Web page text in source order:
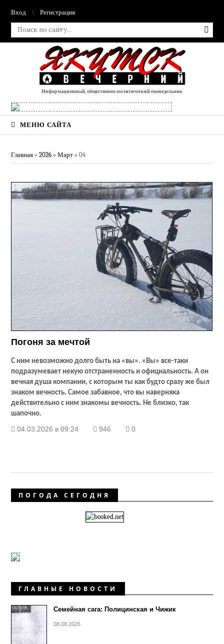
Вход Регистрация
Информационный, общественно-политический еженедельник
МЕНЮ САЙТА
Главная »2026 » Март » 04
Погоня за мечтой
С ним невозможно долго быть на «вы». «Вы» все-таки
подразумевает некую отстраненность и официальность. А он
вечная душа компании, с которым ты как будто сразу же был
знаком вечность. Самое забавное, что вы наверняка
действительно с ним знакомы вечность. Не близко, так
шапочно.
04.03.2026 в 09:24 946 0
ПОГОДА СЕГОДНЯ
ГЛАВНЫЕ НОВОСТИ
Семейная сага: Полицинская и Чижик
08.08.2026